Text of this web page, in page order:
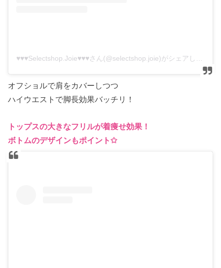
オフショルで肩をカバーしつつ
ハイウエストで脚長効果バッチリ！
トップスの大きなフリルが着痩せ効果！
ボトムのデザインもポイント✩